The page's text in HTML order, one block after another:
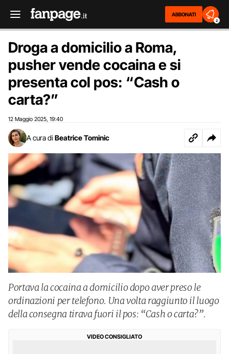
ABBONATI
2
Droga a domicilio a Roma,
pusher vende cocaina e si
presenta col pos: “Cash o
carta?”
12 Maggio 2025 19:40
A cura di Beatrice Tominic
Portava la cocaina a domicilio dopo aver preso le
ordinazioni per telefono. Una volta raggiunto il luogo
della consegna tirava fuori il pos: “Cash o carta?”.
VIDEO CONSIGLIATO